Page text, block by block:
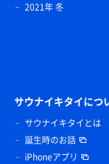
2021年 冬
サウナイキタイにつ
サウナイキタイとは
誕生時のお話
iPhoneアプリ